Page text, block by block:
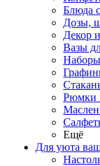
Блюда
Дозы,
Декор
Вазы
Наборы
Рюмки
Ещё
Для уюта